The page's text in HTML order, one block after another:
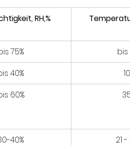
RH,%
75%
bis
40%
60%
40%
21